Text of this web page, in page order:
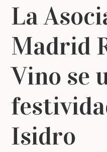
La
Madrid
Vino se
Isidro